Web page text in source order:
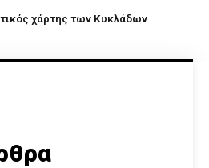
χάρτης των Κυκλάδων